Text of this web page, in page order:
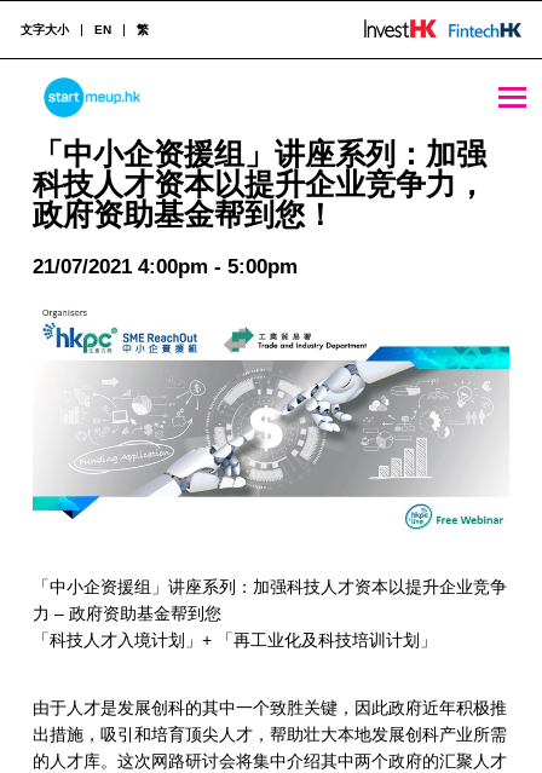
STARTMEUPHK
STARTMEUPHK FESTIVAL IS THE LEADING STARTUP AND INNOVATION CONFERENCE EVENT IN HONG KONG
文字大小 EN 繁
「中小企资援组」讲座系列：加强
科技人才资本以提升企业竞争力，
政府资助基金帮到您！
21/07/2021 4:00pm - 5:00pm
「中小企资援组」讲座系列：加强科技人才资本以提升企业竞争
力 – 政府资助基金帮到您
「科技人才入境计划」+ 「再工业化及科技培训计划」
由于人才是发展创科的其中一个致胜关键，因此政府近年积极推
出措施，吸引和培育顶尖人才，帮助壮大本地发展创科产业所需
的人才库。这次网路研讨会将集中介绍其中两个政府的汇聚人才